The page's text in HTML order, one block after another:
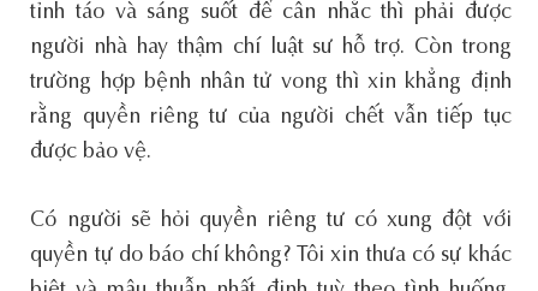
tỉnh táo và sáng suốt để cân nhắc thì phải được
người nhà hay thậm chí luật sư hỗ trợ. Còn trong
trường hợp bệnh nhân tử vong thì xin khẳng định
rằng quyền riêng tư của người chết vẫn tiếp tục
được bảo vệ.
Có người sẽ hỏi quyền riêng tư có xung đột với
quyền tự do báo chí không? Tôi xin thưa có sự khác